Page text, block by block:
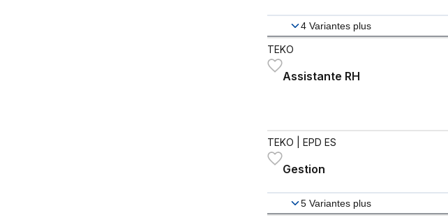
4 Variantes plus
TEKO
Assistante RH
TEKO | EPD ES
Gestion
5 Variantes plus